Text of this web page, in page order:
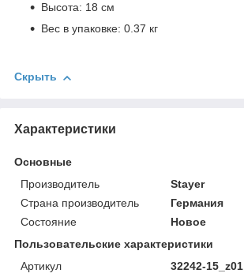
Высота: 18 см
Вес в упаковке: 0.37 кг
Скрыть
Характеристики
Основные
Производитель
Stayer
Страна производитель
Германия
Состояние
Новое
Пользовательские характеристики
Артикул
32242-15_z01